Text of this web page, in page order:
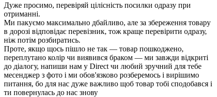
Дуже просимо, перевіряй цілісність посилки одразу при
отриманні.
Ми пакуємо максимально дбайливо, але за збереження товару
в дорозі відповідає перевізник, тож краще перевірити одразу,
ніж потім розбиратись.
Проте, якщо щось пішло не так — товар пошкоджено,
переплутано колір чи виявився браком — ми завжди відкриті
до діалогу, напиши нам у Direct чи любий зручний для тебе
месенджер з фото і ми обов'язково розберемось і вирішимо
питання, бо для нас дуже важливо щоб товар тобі сподобався і
ти повернулась до нас знову